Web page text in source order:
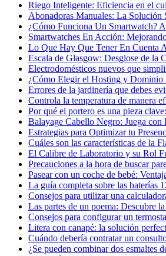
Riego Inteligente: Eficiencia en el
Abonadoras Manuales: La
¿Cómo Funciona Un Smartwatch?
Smartwatches En Acción:
Lo Que Hay Que Tener En Cuenta
Escala de Glasgow: Desglose de la
Electrodomésticos nuevos que
¿Cómo Elegir el Hosting y Dominio
Errores de la jardinería que debes
Controla la temperatura de manera
Por qué el portero es una pieza
Balayage Cabello Negro: Juega
Estrategias para Optimizar tu
Cuáles son las características de la
El Calibre de Laboratorio y su Rol
Precauciones a la hora de buscar
Pasear con un coche de bebé:
La guía completa sobre las baterías
Consejos para utilizar una
Las partes de un poema: Descubre
Consejos para configurar un
Litera con canapé: la solución
Cuándo debería contratar un
¿Se pueden combinar dos esmaltes